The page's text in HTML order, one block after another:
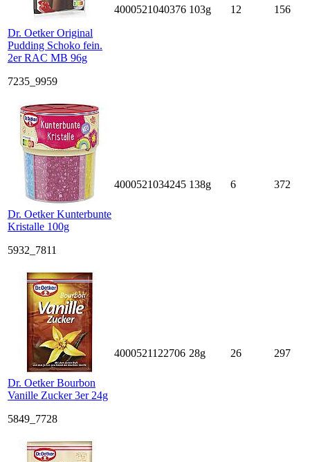
Dr. Oetker Original
Pudding Schoko fein.
2er RAC MB 96g
7235_9959
4000521040376 103g 12 156
Dr. Oetker Kunterbunte
Kristalle 100g
5932_7811
4000521034245 138g 6 372
Dr. Oetker Bourbon
Vanille Zucker 3er 24g
5849_7728
4000521122706 28g 26 297